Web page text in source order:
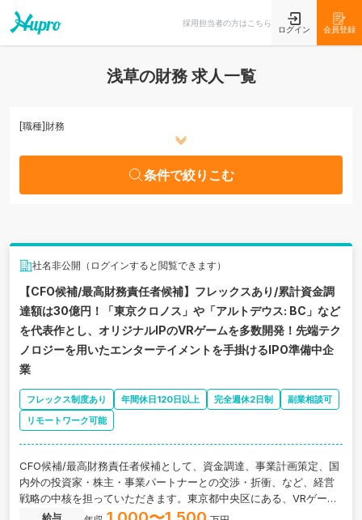
採用担当者の方はこちら
ログイン 会員登録
浅草の財務 求人一覧
[職種]財務
条件で絞りこむ
社名非公開（ログインすると閲覧できます）
【CFO候補/最高財務責任者候補】フレックスあり/累計資金調
達額は30億円！「東京クロノス」や「アルトデウス: BC」など
を代表作とし、オリジナルIPのVRゲームを多数開発！先端テク
ノロジーを用いたエンターテイメントを手掛けるIPO準備中企
業
フレックス制度あり 年間休日120日以上 完全週休2日制
副業相談可
リモートワーク可能
CFO候補/最高財務責任者候補として、資金調達、事業計画策定、国
内外の投資家・株主・事業パートナーとの交渉・折衝、など、経営
戦略の中核を担っていただきます。東京都中央区にある、VRゲーム
を中心にエンターテイメントを手掛ける企業の求人です。
給与